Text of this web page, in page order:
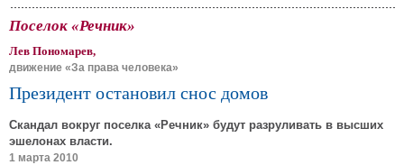
Поселок «Речник»
Лев Пономарев,
движение «За права человека»
Президент остановил снос домов
Скандал вокруг поселка «Речник» будут разруливать в высших
эшелонах власти.
1 марта 2010